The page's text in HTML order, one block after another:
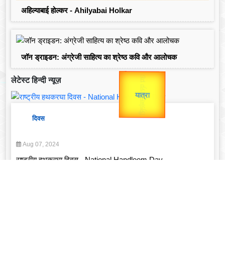
अहिल्याबाई होल्कर - Ahilyabai Holkar
जॉन ड्राइडन: अंग्रेजी साहित्य का श्रेष्ठ कवि और आलोचक
लेटेस्ट हिन्दी न्यूज़
दिवस
Aug 07, 2024
राष्ट्रीय हथकरघा दिवस - National Handloom Day
Valentine's
Gold Rate